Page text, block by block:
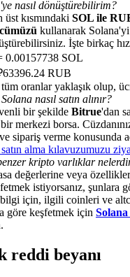
Rewards
BTC to Share 25000
& Win
CASHCAT prize pool
nasıl dönüştürebilirim?
üst kısmındaki SOL ile
kullanarak
İşte birkaç
0.00157738 SOL
RUB
oranlar yaklaşık olup,
nasıl satın alınır?
bir şekilde Bitrue'dan
merkezi borsa.
sipariş verme konusunda
alma kılavuzumuzu
kripto varlıklar
değerlerine veya
istiyorsanız, şunlara
için, ilgili coinleri ve
göre keşfetmek için Solana
reddi beyanı